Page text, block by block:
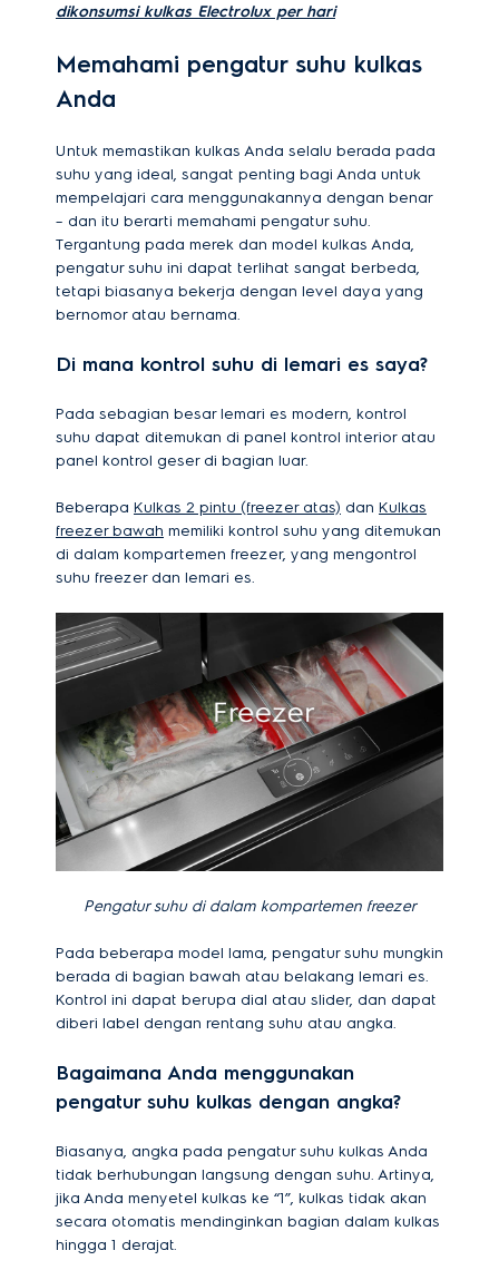
dikonsumsi kulkas Electrolux per hari
Memahami pengatur suhu kulkas
Anda
Untuk memastikan kulkas Anda selalu berada pada
suhu yang ideal, sangat penting bagi Anda untuk
mempelajari cara menggunakannya dengan benar
– dan itu berarti memahami pengatur suhu.
Tergantung pada merek dan model kulkas Anda,
pengatur suhu ini dapat terlihat sangat berbeda,
tetapi biasanya bekerja dengan level daya yang
bernomor atau bernama.
Di mana kontrol suhu di lemari es saya?
Pada sebagian besar lemari es modern, kontrol
suhu dapat ditemukan di panel kontrol interior atau
panel kontrol geser di bagian luar.
Beberapa Kulkas 2 pintu (freezer atas) dan Kulkas
freezer bawah memiliki kontrol suhu yang ditemukan
di dalam kompartemen freezer, yang mengontrol
suhu freezer dan lemari es.
Pengatur suhu di dalam kompartemen freezer
Pada beberapa model lama, pengatur suhu mungkin
berada di bagian bawah atau belakang lemari es.
Kontrol ini dapat berupa dial atau slider, dan dapat
diberi label dengan rentang suhu atau angka.
Bagaimana Anda menggunakan
pengatur suhu kulkas dengan angka?
Biasanya, angka pada pengatur suhu kulkas Anda
tidak berhubungan langsung dengan suhu. Artinya,
jika Anda menyetel kulkas ke “1”, kulkas tidak akan
secara otomatis mendinginkan bagian dalam kulkas
hingga 1 derajat.